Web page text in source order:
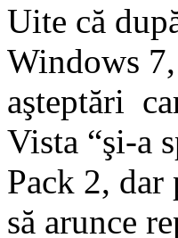
Uite că
Windows
aşteptări
Vista “şi-a
Pack 2,
să arunce